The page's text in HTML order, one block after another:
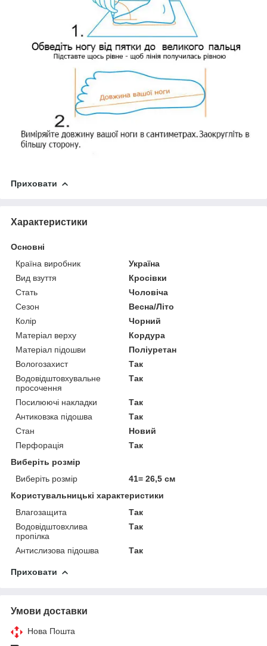
Приховати
Характеристики
Основні
Країна виробник
Україна
Вид взуття
Кросівки
Стать
Чоловіча
Сезон
Весна/Літо
Колір
Чорний
Матеріал верху
Кордура
Матеріал підошви
Поліуретан
Вологозахист
Так
Водовідштовхувальне
просочення
Так
Посилюючі накладки
Так
Антиковзка підошва
Так
Стан
Новий
Перфорація
Так
Виберіть розмір
Виберіть розмір
41= 26,5 см
Користувальницькі характеристики
Влагозащита
Так
Водовідштовхлива
пропілка
Так
Антислизова підошва Так
Приховати
Умови доставки
Нова Пошта